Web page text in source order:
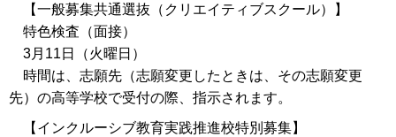
【一般募集共通選抜（クリエイティブスクール）】
特色検査（面接）
3月11日（火曜日）
時間は、志願先（志願変更したときは、その志願変更
先）の高等学校で受付の際、指示されます。
【インクルーシブ教育実践推進校特別募集】